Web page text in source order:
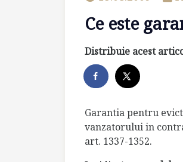
Ce este
Distribuie acest
Garantia pentru
vanzatorului in
art. 1337-1352.